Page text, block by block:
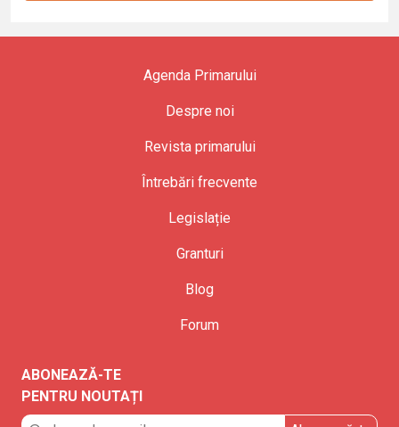
Agenda Primarului
Despre noi
Revista primarului
Întrebări frecvente
Legislație
Granturi
Blog
Forum
ABONEAZĂ-TE
PENTRU NOUTAȚI